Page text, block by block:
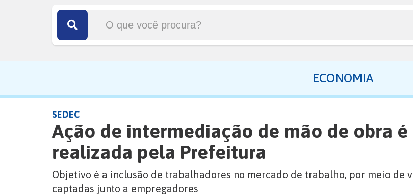
ECONOMIA
SEDEC
Ação de intermediação de mão de obra é
realizada pela Prefeitura
Objetivo é a inclusão de trabalhadores no mercado de trabalho, por meio de
captadas junto a empregadores